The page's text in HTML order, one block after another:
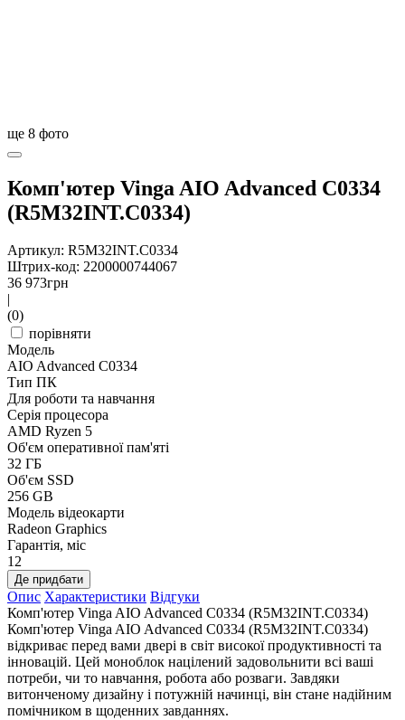
ще 8 фото
Комп'ютер Vinga AIO Advanced C0334
(R5M32INT.C0334)
Артикул: R5M32INT.C0334
Штрих-код: 2200000744067
36 973грн
(0)
порівняти
Модель
AIO Advanced C0334
Тип ПК
Для роботи та навчання
Серія процесора
AMD Ryzen 5
Об'єм оперативної пам'яті
32 ГБ
Об'єм SSD
256 GB
Модель відеокарти
Radeon Graphics
Гарантія, міс
12
Де придбати
Опис Характеристики Відгуки
Комп'ютер Vinga AIO Advanced C0334 (R5M32INT.C0334)
Комп'ютер Vinga AIO Advanced C0334 (R5M32INT.C0334)
відкриває перед вами двері в світ високої продуктивності та
інновацій. Цей моноблок націлений задовольнити всі ваші
потреби, чи то навчання, робота або розваги. Завдяки
витонченому дизайну і потужній начинці, він стане надійним
помічником в щоденних завданнях.